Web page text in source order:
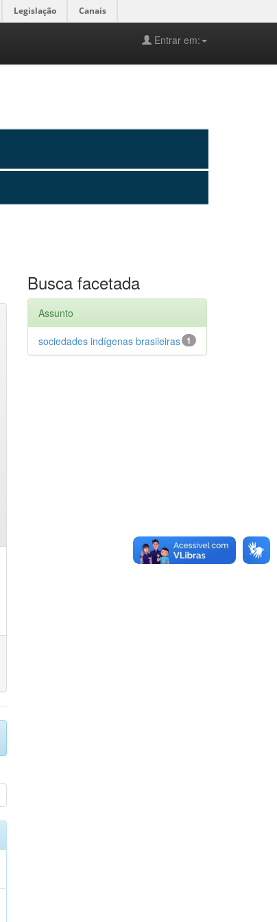
Legislação Canais
Entrar em:
Busca facetada
Assunto
1
sociedades indígenas brasileiras